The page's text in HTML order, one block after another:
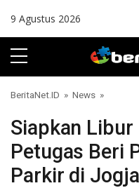
9 Agustus 2026
BeritaNet.ID » News »
Siapkan Libur
Petugas Beri
Parkir di Jogja